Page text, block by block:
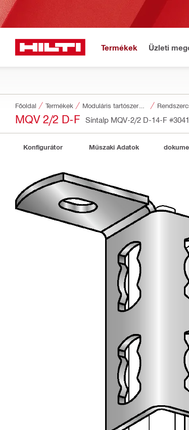
Termékek Üzleti
Főoldal Termékek Moduláris tartószerkezetek
MQV 2/2 D-F Síntalp MQV-2/2 D-14-F
Konfigurátor Műszaki Adatok